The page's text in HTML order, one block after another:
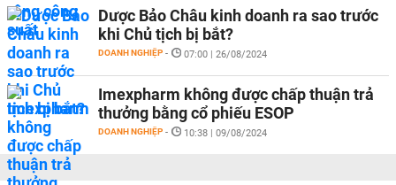
Dược Bảo Châu kinh doanh ra sao trước
khi Chủ tịch bị bắt?
DOANH NGHIỆP - 07:00 | 26/08/2024
Imexpharm không được chấp thuận trả
thưởng bằng cổ phiếu ESOP
DOANH NGHIỆP - 10:38 | 09/08/2024